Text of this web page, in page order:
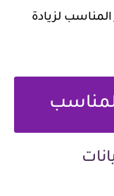
المناسب لزيادة